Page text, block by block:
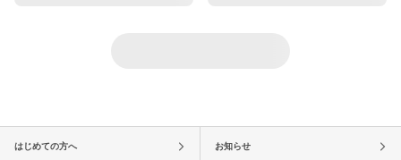
はじめての方へ お知らせ